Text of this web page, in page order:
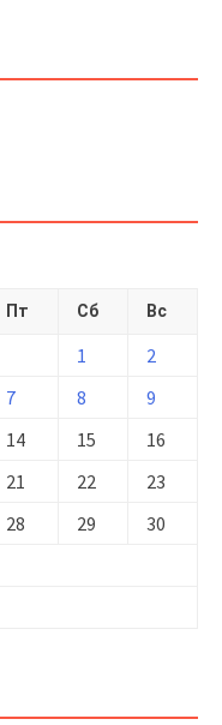
Пт Сб Вс
1
2
7 8
9
14 15
16
21 22
23
28 29
30